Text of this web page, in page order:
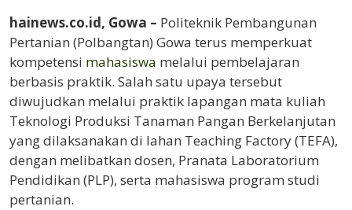
hainews.co.id, Gowa – Politeknik Pembangunan
Pertanian (Polbangtan) Gowa terus memperkuat
kompetensi mahasiswa melalui pembelajaran
berbasis praktik. Salah satu upaya tersebut
diwujudkan melalui praktik lapangan mata kuliah
Teknologi Produksi Tanaman Pangan Berkelanjutan
yang dilaksanakan di lahan Teaching Factory (TEFA),
dengan melibatkan dosen, Pranata Laboratorium
Pendidikan (PLP), serta mahasiswa program studi
pertanian.